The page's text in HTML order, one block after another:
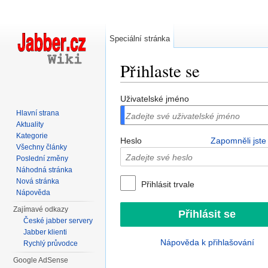
Přihlaste se
Uživatelské jméno
Heslo Zapomněli
Přihlásit trvale
Nápověda k přihlašování
Speciální stránka
Hlavní strana
Aktuality
Kategorie
Všechny články
Poslední změny
Náhodná stránka
Nová stránka
Nápověda
Zajímavé odkazy
České jabber servery
Jabber klienti
Rychlý průvodce
Google AdSense